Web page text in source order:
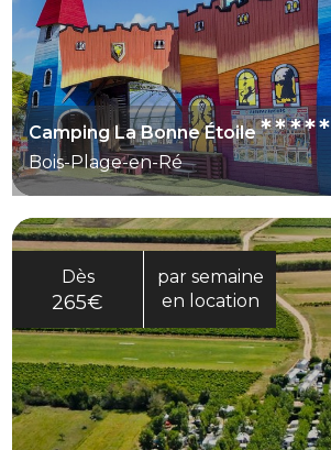
Camping La Bonne Étoile*****
Bois-Plage-en-Ré
Dès
265€
par semaine
en location